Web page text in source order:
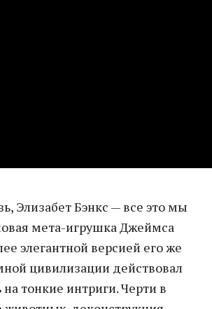
Элизабет Бэнкс — все это мы
мета-игрушка Джеймса
элегантной версией его же
цивилизации действовал
тонкие интриги. Черти в